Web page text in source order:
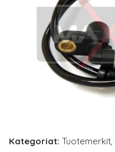
Kategoriat: Tuotemerkit,